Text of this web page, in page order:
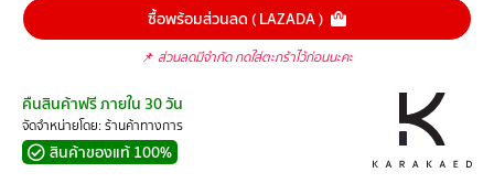
ซื้อพร้อมส่วนลด ( LAZADA )
📌 ส่วนลดมีจำกัด กดใส่ตะกร้าไว้ก่อนนะคะ
คืนสินค้าฟรี ภายใน 30 วัน
จัดจำหน่ายโดย: ร้านค้าทางการ
สินค้าของแท้ 100%